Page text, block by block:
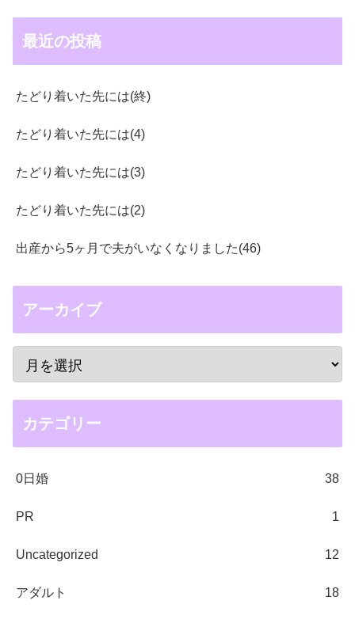
最近の投稿
たどり着いた先には(終)
たどり着いた先には(4)
たどり着いた先には(3)
たどり着いた先には(2)
出産から5ヶ月で夫がいなくなりました(46)
アーカイブ
カテゴリー
0日婚 38
PR 1
Uncategorized 12
アダルト 18